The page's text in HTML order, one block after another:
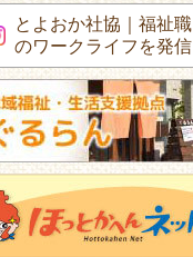
とよおか社協｜福祉職
のワークライフを発信